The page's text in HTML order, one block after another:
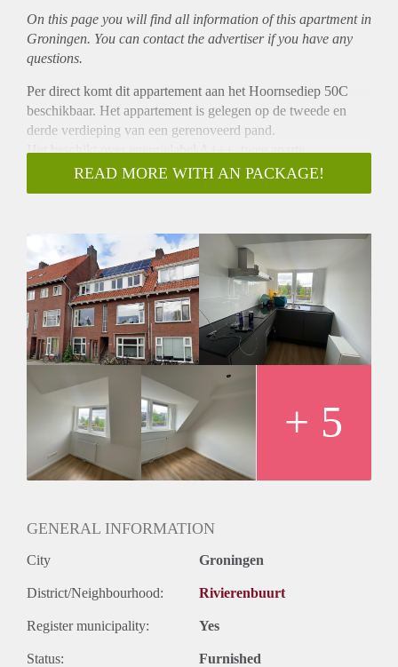
On this page you will find all information of this apartmentin
Groningen. You can contact the advertiser if you have any
questions.
Per direct komt dit appartement aan het Hoornsediep 50C
beschikbaar. Het appartement is gelegen op de tweede en
derde verdieping van een gerenoveerd pand.
Het beschikt over energielabel A+++, twee aparte
slaapkamers en een ruim balkon.
Locatie
uitstekende ligging zijn alle voorzieningen nabij en is alles
zowel lopend als fietsend goed bereikbaar.
Indeling
Het appartement ligt op de tweede verdieping. De
woonkamer ligt aan de achterzijde en de keuken met
daarnaast een slaapkamer aan de voorzijde. In het midden ligt
de douche en het toilet. Via de trap naar boven is er een
tweede slaapkamer.
Huurprijs
De huurprijs bedraagt €1.100,- per maand inclusief het
voorschot op de kosten voor gas, water & elektra.
READ MORE WITH AN PACKAGE!
+ 5
GENERAL INFORMATION
City Groningen
District/Neighbourhood: Rivierenbuurt
Register municipality: Yes
Status: Furnished